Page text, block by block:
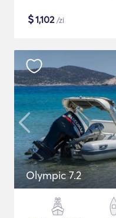
$1,102/zi
Olympic 7.2